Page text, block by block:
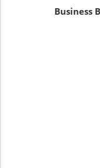
Business